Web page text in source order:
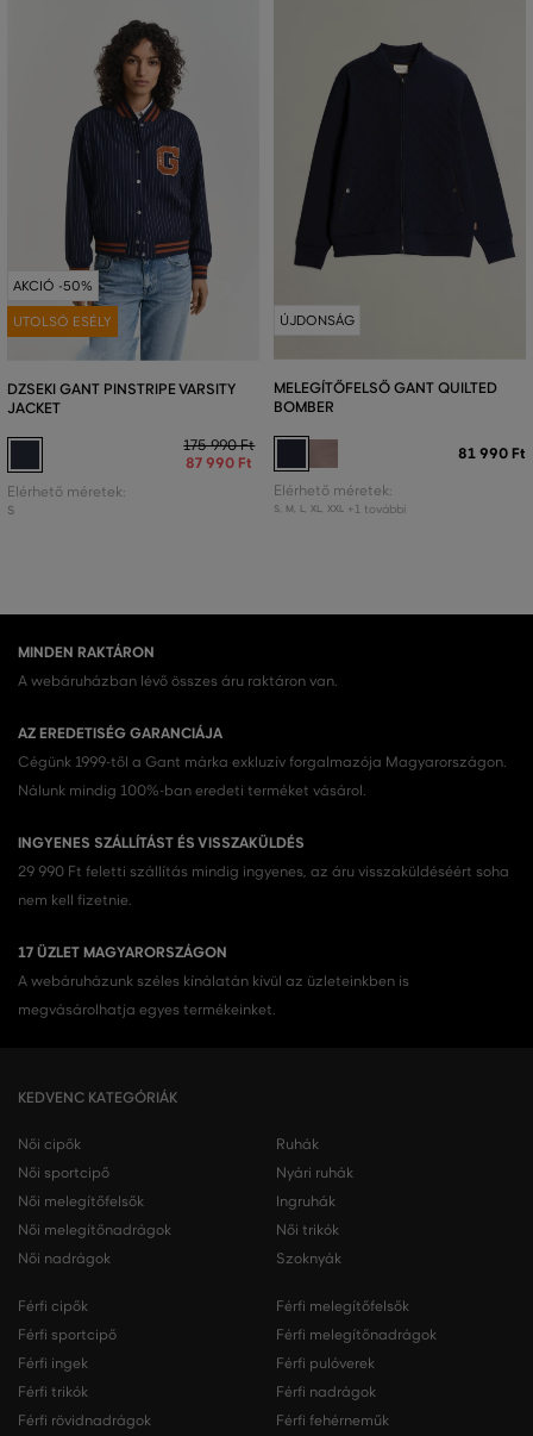
AKCIÓ -50%
UTOLSÓ ESÉLY
DZSEKI GANT PINSTRIPE VARSITY
JACKET
175 990 Ft
87 990 Ft
Elérhető méretek:
S
ÚJDONSÁG
MELEGÍTŐFELSŐ GANT QUILTED
BOMBER
81 990 Ft
Elérhető méretek:
S, M L, XL, XXL +1 további
MINDEN RAKTÁRON
A webáruházban lévő összes áru raktáron van.
AZ EREDETISÉG GARANCIÁJA
Cégünk 1999-től a Gant márka exkluzív forgalmazója Magyarországon.
Nálunk mindig 100%-ban eredeti terméket vásárol.
INGYENES SZÁLLÍTÁST ÉS VISSZAKÜLDÉS
29 990 Ft feletti szállítás mindig ingyenes, az áru visszaküldéséért soha
nem kell fizetnie.
17 ÜZLET MAGYARORSZÁGON
A webáruházunk széles kínálatán kívül az üzleteinkben is
megvásárolhatja egyes termékeinket.
KEDVENC KATEGÓRIÁK
Női cipők
Női sportcipő
Női melegítőfelsők
Női melegítőnadrágok
Női nadrágok
Ruhák
Nyári ruhák
Ingruhák
Női trikók
Szoknyák
Férfi cipők
Férfi sportcipő
Férfi ingek
Férfi trikók
Férfi rövidnadrágok
Férfi melegítőfelsők
Férfi melegítőnadrágok
Férfi pulóverek
Férfi nadrágok
Férfi fehérneműk